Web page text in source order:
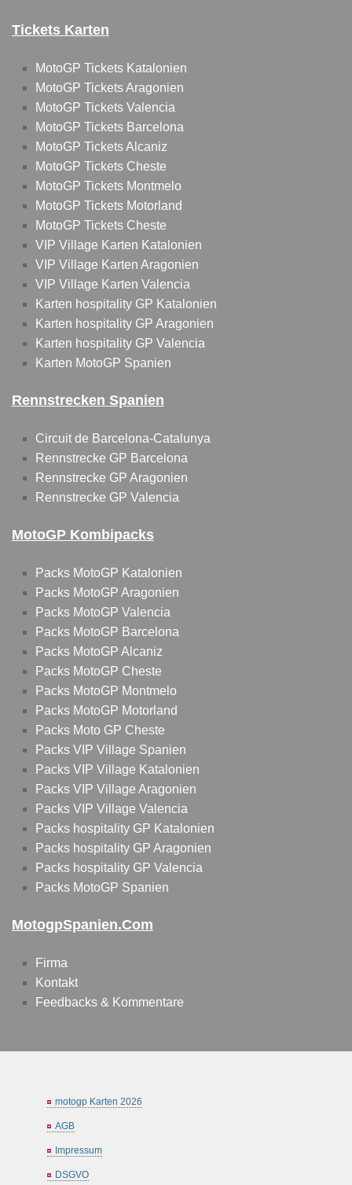
Tickets Karten
MotoGP Tickets Katalonien
MotoGP Tickets Aragonien
MotoGP Tickets Valencia
MotoGP Tickets Barcelona
MotoGP Tickets Alcaniz
MotoGP Tickets Cheste
MotoGP Tickets Montmelo
MotoGP Tickets Motorland
MotoGP Tickets Cheste
VIP Village Karten Katalonien
VIP Village Karten Aragonien
VIP Village Karten Valencia
Karten hospitality GP Katalonien
Karten hospitality GP Aragonien
Karten hospitality GP Valencia
Karten MotoGP Spanien
Rennstrecken Spanien
Circuit de Barcelona-Catalunya
Rennstrecke GP Barcelona
Rennstrecke GP Aragonien
Rennstrecke GP Valencia
MotoGP Kombipacks
Packs MotoGP Katalonien
Packs MotoGP Aragonien
Packs MotoGP Valencia
Packs MotoGP Barcelona
Packs MotoGP Alcaniz
Packs MotoGP Cheste
Packs MotoGP Montmelo
Packs MotoGP Motorland
Packs Moto GP Cheste
Packs VIP Village Spanien
Packs VIP Village Katalonien
Packs VIP Village Aragonien
Packs VIP Village Valencia
Packs hospitality GP Katalonien
Packs hospitality GP Aragonien
Packs hospitality GP Valencia
Packs MotoGP Spanien
MotogpSpanien.com
Firma
Kontakt
Feedbacks & Kommentare
motogp Karten 2026
AGB
Impressum
DSGVO